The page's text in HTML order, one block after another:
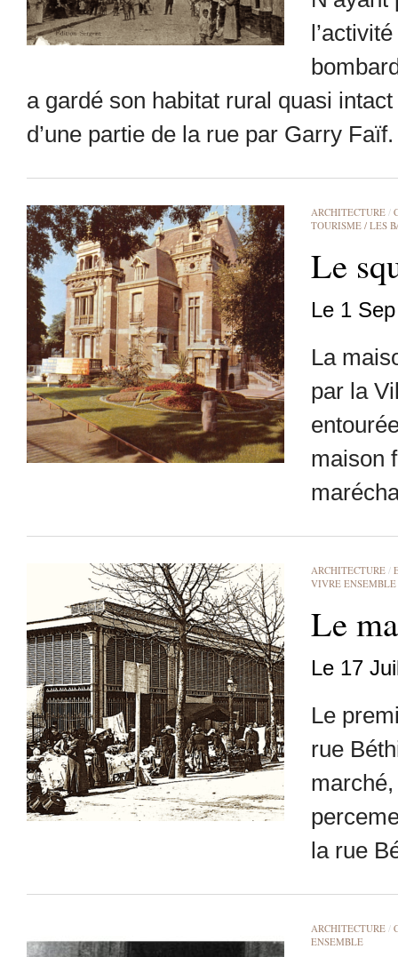
a gardé son habitat rural quasi
d’une partie de la rue par Garry Faïf.
ARCHITECTURE /
TOURISME / LES
Le
Le 1
La
par la
maison
ARCHITECTURE /
VIVRE ENSEMBLE
Le
Le 17
Le
rue
la rue
ARCHITECTURE /
ENSEMBLE